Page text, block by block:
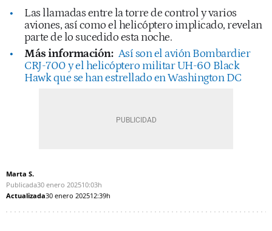
Las llamadas entre la torre de control y varios
aviones, así como el helicóptero implicado, revelan
parte de lo sucedido esta noche.
Más información: Así son el avión Bombardier
CRJ-700 y el helicóptero militar UH-60 Black
Hawk que se han estrellado en Washington DC
Marta S.
Publicada30 enero 202510:03h
Actualizada30 enero 202512:39h